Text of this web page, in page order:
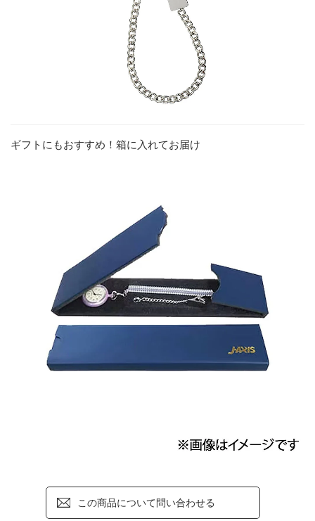
ギフトにもおすすめ！箱に入れてお届け
この商品について問い合わせる